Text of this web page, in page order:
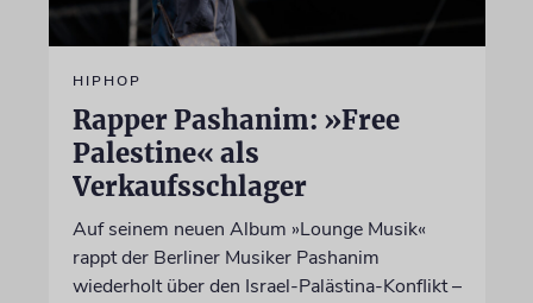
HIPHOP
Rapper Pashanim: »Free
Palestine« als
Verkaufsschlager
Auf seinem neuen Album »Lounge Musik«
rappt der Berliner Musiker Pashanim
wiederholt über den Israel-Palästina-Konflikt –